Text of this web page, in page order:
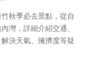
秋季必去景點，從自
灣，詳細介紹交通、
決天氣、擁擠度等疑